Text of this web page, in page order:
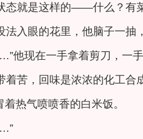
态就是这样的——什么？有
法入眼的花里，他脑子一抽
他现在一手拿着剪刀，一
着苦，回味是浓浓的化工
热气喷喷香的白米饭。